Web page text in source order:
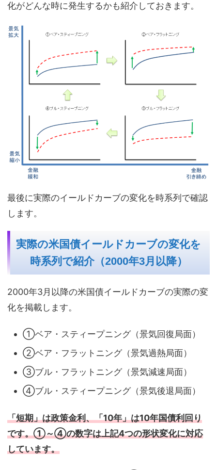
化がどんな時に発生するかも紹介しておきます。
最後に実際のイールドカーブの変化を時系列で確認
します。
実際の米国債イールドカーブの変化を
時系列で紹介（2000年3月以降）
2000年3月以降の米国債イールドカーブの実際の変
化を掲載します。
①ベア・スティープニング（景気回復局面）
②ベア・フラットニング（景気過熱局面）
③ブル・フラットニング（景気減速局面）
④ブル・スティープニング（景気後退局面）
「短期」は政策金利、「10年」は10年国債利回り
です。①～④の数字は上記4つの形状変化に対応
しています。